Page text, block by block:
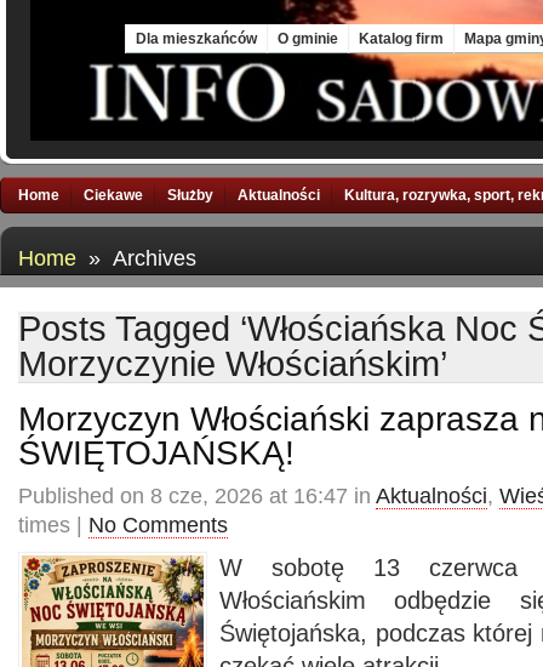
Dla mieszkańców O gminie Katalog firm Mapa
Home Ciekawe Służby Aktualności Kultura, rozrywka, sport,
Home » Archives
Posts Tagged ‘Włościańska Noc
Morzyczynie Włościańskim’
Morzyczyn Włościański zaprasza
ŚWIĘTOJAŃSKĄ!
Published on 8 cze, 2026 at 16:47 in Aktualności,
times | No Comments
W sobotę 13 czerwca
Włościańskim odbędzie
Świętojańska, podczas